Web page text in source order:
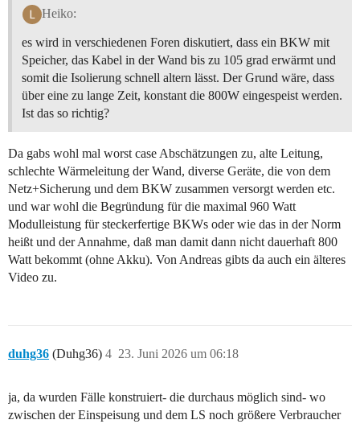
Heiko:
es wird in verschiedenen Foren diskutiert, dass ein BKW mit
Speicher, das Kabel in der Wand bis zu 105 grad erwärmt und
somit die Isolierung schnell altern lässt. Der Grund wäre, dass
über eine zu lange Zeit, konstant die 800W eingespeist werden.
Ist das so richtig?
Da gabs wohl mal worst case Abschätzungen zu, alte Leitung,
schlechte Wärmeleitung der Wand, diverse Geräte, die von dem
Netz+Sicherung und dem BKW zusammen versorgt werden etc.
und war wohl die Begründung für die maximal 960 Watt
Modulleistung für steckerfertige BKWs oder wie das in der Norm
heißt und der Annahme, daß man damit dann nicht dauerhaft 800
Watt bekommt (ohne Akku). Von Andreas gibts da auch ein älteres
Video zu.
duhg36 (Duhg36) 23. Juni 2026 um 06:18
4
ja, da wurden Fälle konstruiert- die durchaus möglich sind- wo
zwischen der Einspeisung und dem LS noch größere Verbraucher